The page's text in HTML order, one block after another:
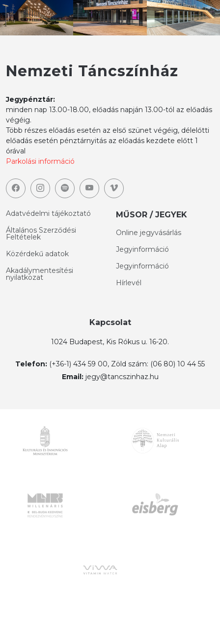
Nemzeti Táncszínház
Jegypénztár:
minden nap 13.00-18.00, előadás napján 13.00-tól az előadás
végéig.
Több részes előadás esetén az első szünet végéig, délelőtti
előadás esetén pénztárnyitás az előadás kezdete előtt 1
órával
Parkolási információ
Adatvédelmi tájékoztató
Általános Szerződési
Feltételek
Közérdekű adatok
Akadálymentesítési
nyilatkozat
MŰSOR / JEGYEK
Online jegyvásárlás
Jegyinformáció
Jegyinformáció
Hírlevél
Kapcsolat
1024 Budapest, Kis Rókus u. 16-20.
Telefon: (+36-1) 434 59 00, Zöld szám: (06 80) 10 44 55
Email: jegy@tancszinhaz.hu